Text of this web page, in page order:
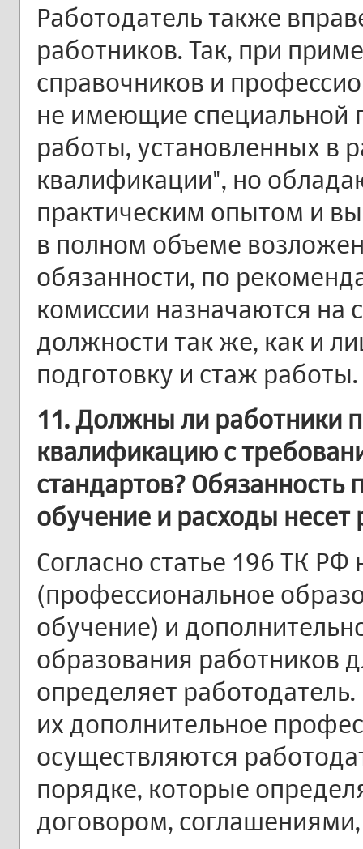
Работодатель также
работников. Так, при
справочников и
не имеющие специальной
работы, установленных в
квалификации", но
практическим опытом и
в полном объеме
обязанности, по
комиссии назначаются на
должности так же, как и
подготовку и стаж работы.
11. Должны ли работники
квалификацию с
стандартов? Обязанность
обучение и расходы несет
Согласно статье 196 ТК
(профессиональное
обучение) и
образования работников
определяет
их дополнительное
осуществляются
порядке, которые
договором,